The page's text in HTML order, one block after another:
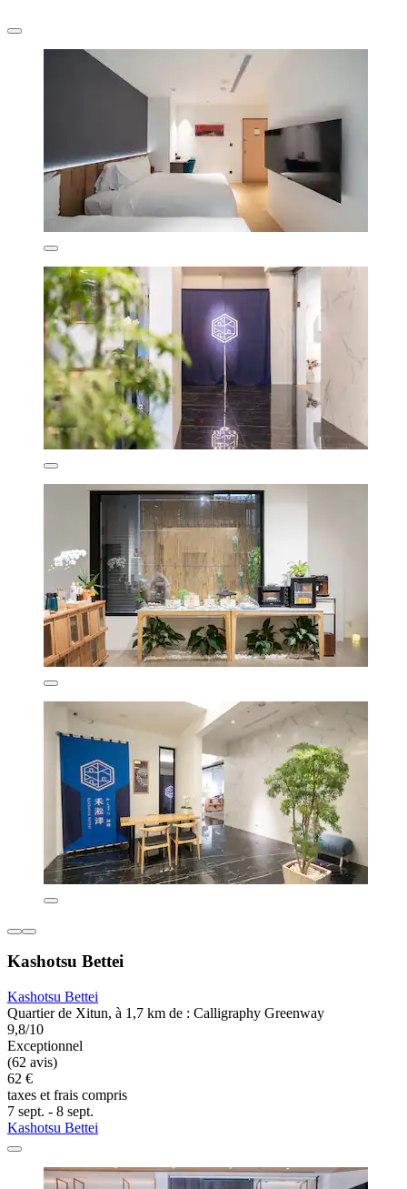
Kashotsu Bettei
Kashotsu Bettei
Quartier de Xitun, à 1,7 km de : Calligraphy Greenway
9,8/10
Exceptionnel
(62 avis)
62 €
taxes et frais compris
7 sept. - 8 sept.
Kashotsu Bettei